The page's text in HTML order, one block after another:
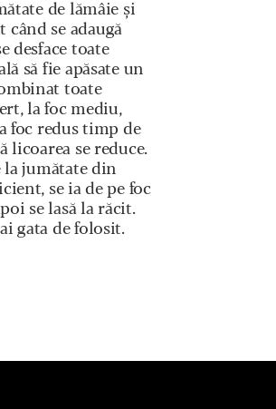
de lămâie și
se adaugă
desface toate
să fie apăsate un
toate
la foc mediu,
foc redus timp de
licoarea se reduce.
la jumătate din
se ia de pe foc
se lasă la răcit.
gata de folosit.